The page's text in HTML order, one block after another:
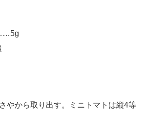
やから取り出す。ミニトマトは縦4等